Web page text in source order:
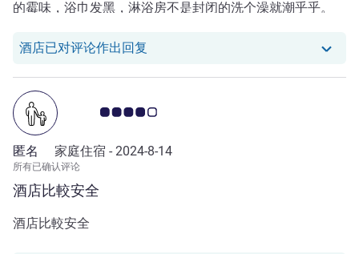
的霉味，浴巾发黑，淋浴房不是封闭的洗个澡就潮乎乎。
酒店已对评论作出回复 我们酒店已对 Wanning W. 的评论作
酒店比較安全
客户意见评级 4.0/5
匿名 家庭住宿 - 2024-8-14
所有已确认评论
酒店比較安全